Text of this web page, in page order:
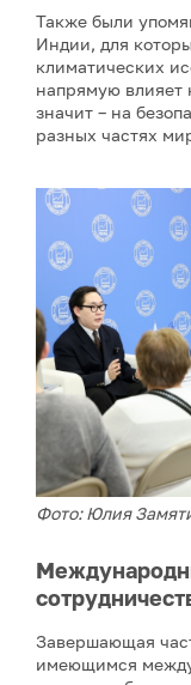
Также были
Индии, для
климатических
напрямую влияет
значит – на
разных частях
Фото: Юлия
Завершающая
имеющимся